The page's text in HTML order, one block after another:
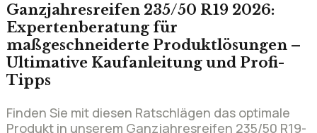
Ganzjahresreifen 235/50 R19 2026:
Expertenberatung für
maßgeschneiderte Produktlösungen –
Ultimative Kaufanleitung und Profi-
Tipps
Finden Sie mit diesen Ratschlägen das optimale
Produkt in unserem Ganzjahresreifen 235/50 R19-